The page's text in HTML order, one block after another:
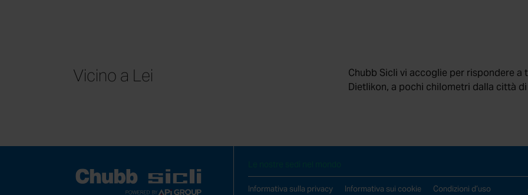
Vicino a Lei
Chubb Sicli vi accoglie per rispondere a
Dietlikon, a pochi chilometri dalla città
COLLEGAMENTI VELOCI
Servizi aggiuntivi
Chi siamo?
Informativa sulla privacy Informativa sui cookie Condizioni d’uso